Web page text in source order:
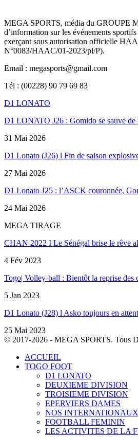
MEGA SPORTS, média du GROUPE
d’information sur les événements
exerçant sous autorisation officielle
N°0083/HAAC/01-2023/pl/P).
Email : megasports@gmail.com
Tél : (00228) 90 79 69 83
D1 LONATO
D1 LONATO J26 : Gomido se sauve de
31 Mai 2026
D1 Lonato (J26) l Fin de saison
27 Mai 2026
D1 Lonato J25 : l’ASCK couronnée,
24 Mai 2026
MEGA TIRAGE
CHAN 2022 I Le Sénégal brise le rêve
4 Fév 2023
Togo| Volley-ball : Bientôt la reprise
5 Jan 2023
D1 Lonato (J28) l Asko toujours en
25 Mai 2023
© 2017-2026 - MEGA SPORTS. Tous
ACCUEIL
TOGO FOOT
D1 LONATO
DEUXIEME DIVISION
TROISIEME DIVISION
EPERVIERS DAMES
NOS INTERNATIONAUX
FOOTBALL FEMININ
LES ACTIVITES DE LA